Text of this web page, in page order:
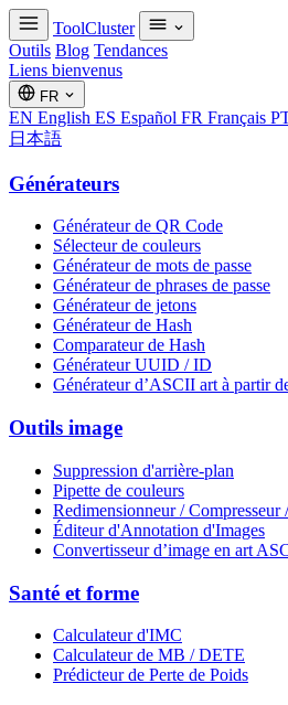
ToolCluster
Outils Blog Tendances
Liens bienvenus
FR
EN English ES Español FR Français
日本語
Générateurs
Générateur de QR Code
Sélecteur de couleurs
Générateur de mots de passe
Générateur de phrases de passe
Générateur de jetons
Générateur de Hash
Comparateur de Hash
Générateur UUID / ID
Générateur d’ASCII art à partir
Outils image
Suppression d'arrière-plan
Pipette de couleurs
Redimensionneur / Compresseur
Éditeur d'Annotation d'Images
Convertisseur d’image en art
Santé et forme
Calculateur d'IMC
Calculateur de MB / DETE
Prédicteur de Perte de Poids